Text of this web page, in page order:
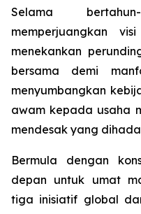
Selama
memperjuangkan
menekankan
bersama demi
menyumbangkan
awam kepada usaha
mendesak yang
Bermula dengan
depan untuk umat
tiga inisiatif global